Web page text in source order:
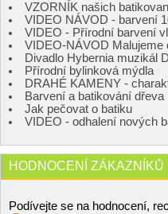
VZORNÍK našich
VIDEO NÁVOD - barvení
VIDEO - Přírodní barvení
VIDEO-NÁVOD Malujeme
Divadlo Hybernia muzikál
Přírodní bylinková mýdla
DRAHÉ KAMENY -
Barvení a batikování dřeva
Jak pečovat o batiku
VIDEO - odhalení nových
HODNOCENÍ ZÁKAZNÍKŮ
Podívejte se na hodnocení,